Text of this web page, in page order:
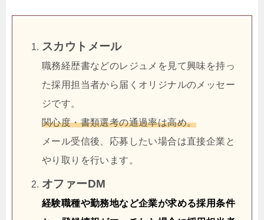
スカウトメール
職務経歴書などのレジュメを見て興味を持っ
た採用担当者から届くオリジナルのメッセー
ジです。
関心度・書類選考の通過率は高め。
メール受信後、応募したい場合は直接企業と
やり取りを行います。
オファーDM
経験職種や勤務地など企業が求める採用条件